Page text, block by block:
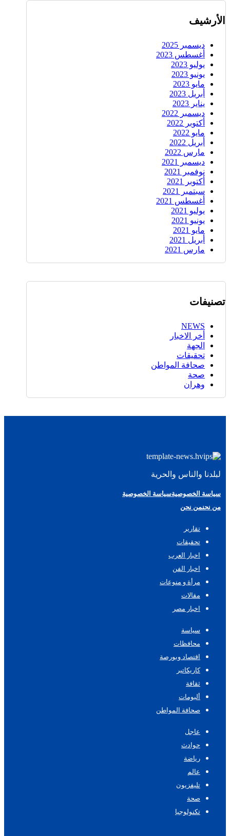
الأرشيف
ديسمبر 2025
أغسطس 2023
يوليو 2023
يونيو 2023
مايو 2023
أبريل 2023
يناير 2023
ديسمبر 2022
أكتوبر 2022
مايو 2022
أبريل 2022
مارس 2022
ديسمبر 2021
نوفمبر 2021
أكتوبر 2021
سبتمبر 2021
أغسطس 2021
يوليو 2021
يونيو 2021
مايو 2021
أبريل 2021
مارس 2021
تصنيفات
NEWS
أخر الاخبار
الجهة
تحقيقات
صحافة المواطن
صحة
وهران
لبلدنا والناس والحرية
سياسة الخصوصيةسياسة الخصوصية
من نحنمن نحن
تقارير
تحقيقات
اخبار العرب
اخبار الفن
مرأة و منوعات
مقالات
اخبار مصر
سياسة
محافظات
اقتصاد وبورصة
كاريكاتير
ثقافة
ألبومات
صحافة المواطن
عاجل
حوادث
رياضة
عالم
تليفزيون
صحة
تكنولوجيا